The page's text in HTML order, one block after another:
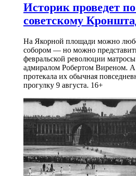
Историк проведет
советскому
На Якорной площади можно
собором — но можно
февральской революции матросы
адмиралом Робертом Виреном.
протекала их обычная
прогулку 9 августа. 16+